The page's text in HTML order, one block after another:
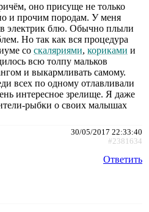
оно присуще не только
и прочим породам. У меня
электрик блю. Обычно плыли
Но так как вся процедура
со скаляриями, кориками и
всю толпу мальков
и выкармливать самому.
всех по одному отлавливали
интересное зрелище. Я даже
рыбки о своих малышах
30/05/2017 22:33:40
#2381634
Ответить